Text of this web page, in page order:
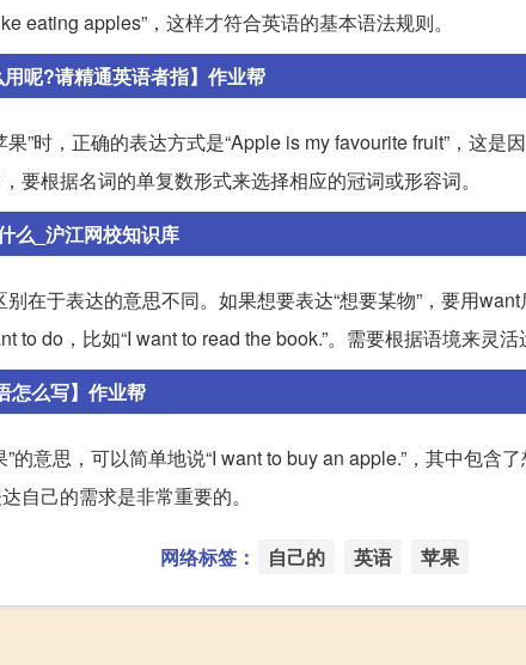
eating apples”，这样才符合英语的基本语法规则。
呢?请精通英语者指】作业帮
”时，正确的表达方式是“Apple is my favourite fruit”，这是
要根据名词的单复数形式来选择相应的冠词或形容词。
么_沪江网校知识库
在于表达的意思不同。如果想要表达“想要某物”，要用
to do，比如“I want to read the book.”。需要根据语境来灵活
怎么写】作业帮
的意思，可以简单地说“I want to buy an apple.”，其中包含
自己的需求是非常重要的。
网络标签： 自己的 英语 苹果